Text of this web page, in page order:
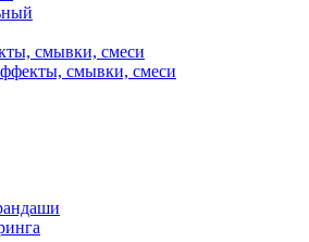
смывки, смеси
смывки, смеси